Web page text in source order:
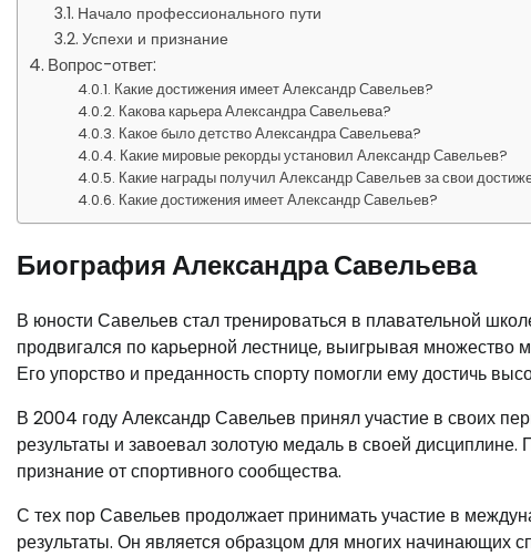
Начало профессионального пути
Успехи и признание
Вопрос-ответ:
Какие достижения имеет Александр Савельев?
Какова карьера Александра Савельева?
Какое было детство Александра Савельева?
Какие мировые рекорды установил Александр Савельев?
Какие награды получил Александр Савельев за свои
Какие достижения имеет Александр Савельев?
Биография Александра Савельева
В юности Савельев стал тренироваться в плавательной
продвигался по карьерной лестнице, выигрывая
Его упорство и преданность спорту помогли ему достичь
В 2004 году Александр Савельев принял участие в своих
результаты и завоевал золотую медаль в своей
признание от спортивного сообщества.
С тех пор Савельев продолжает принимать участие в
результаты. Он является образцом для многих начинающих